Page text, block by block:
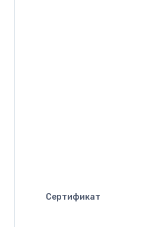
Сертификат